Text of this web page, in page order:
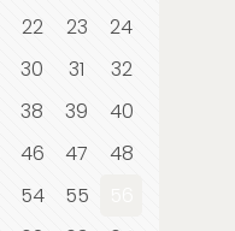
22 23
24
30 31
32
38 39
40
46 47
48
54 55